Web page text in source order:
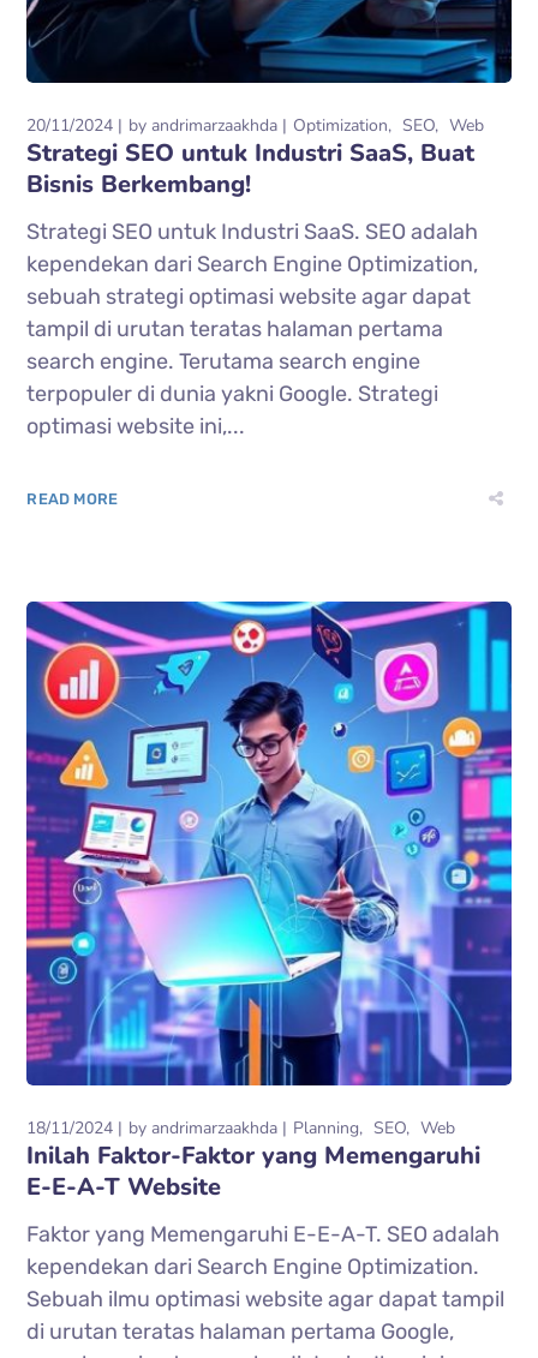
20/11/2024 by andrimarzaakhda Optimization SEO Web
Strategi SEO untuk Industri SaaS, Buat
Bisnis Berkembang!
Strategi SEO untuk Industri SaaS. SEO adalah
kependekan dari Search Engine Optimization,
sebuah strategi optimasi website agar dapat
tampil di urutan teratas halaman pertama
search engine. Terutama search engine
terpopuler di dunia yakni Google. Strategi
optimasi website ini,...
READ MORE
18/11/2024 by andrimarzaakhda Planning SEO Web
Inilah Faktor-Faktor yang Memengaruhi
E-E-A-T Website
Faktor yang Memengaruhi E-E-A-T. SEO adalah
kependekan dari Search Engine Optimization.
Sebuah ilmu optimasi website agar dapat tampil
di urutan teratas halaman pertama Google,